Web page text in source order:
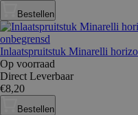
Bestellen
Inlaatspruitstuk Minarelli
Op voorraad
Direct Leverbaar
€8,20
Bestellen